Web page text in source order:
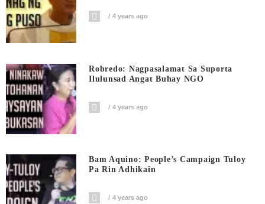
4 years ago
Robredo: Nagpasalamat Sa Suporta
Ilulunsad Angat Buhay NGO
4 years ago
Bam Aquino: People’s Campaign Tuloy
Pa Rin Adhikain
4 years ago